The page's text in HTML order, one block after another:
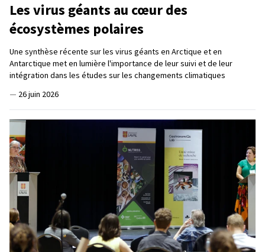
Les virus géants au cœur des
écosystèmes polaires
Une synthèse récente sur les virus géants en Arctique et en
Antarctique met en lumière l'importance de leur suivi et de leur
intégration dans les études sur les changements climatiques
— 26 juin 2026